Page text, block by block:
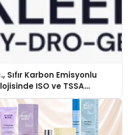
Karbon Emisyonlu
ISO ve TSSA